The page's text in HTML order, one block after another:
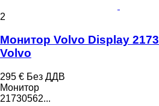
2
Монитор Volvo Display
Volvo
295 € Без ДДВ
Монитор
21730562...